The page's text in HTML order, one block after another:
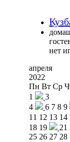
нет
апреля
2022
Пн Вт Ср
1
3
4
6 7 8 9
11 12 13 14
18 19 21
25 26 27 28